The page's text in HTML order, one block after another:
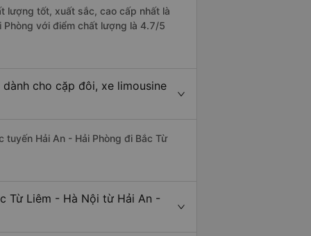
lượng tốt, xuất sắc, cao cấp nhất là
Phòng với điểm chất lượng là 4.7/5
cho cặp đôi, xe limousine
tuyến Hải An - Hải Phòng đi Bắc Từ
Từ Liêm - Hà Nội từ Hải An -